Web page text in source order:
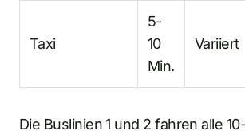
Taxi
5-
10
Min.
Variiert
Die Buslinien 1 und 2 fahren alle